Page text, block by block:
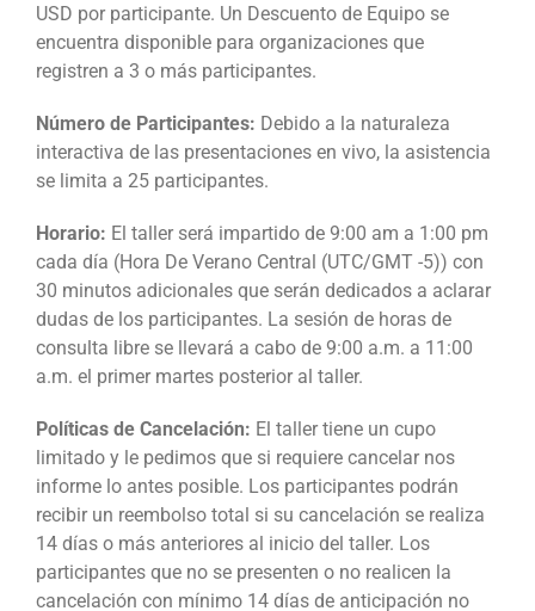
USD por participante. Un Descuento de Equipo se
encuentra disponible para organizaciones que
registren a 3 o más participantes.
Número de Participantes: Debido a la naturaleza
interactiva de las presentaciones en vivo, la asistencia
se limita a 25 participantes.
Horario: El taller será impartido de 9:00 am a 1:00 pm
cada día (Hora De Verano Central (UTC/GMT -5)) con
30 minutos adicionales que serán dedicados a aclarar
dudas de los participantes. La sesión de horas de
consulta libre se llevará a cabo de 9:00 a.m. a 11:00
a.m. el primer martes posterior al taller.
Políticas de Cancelación: El taller tiene un cupo
limitado y le pedimos que si requiere cancelar nos
informe lo antes posible. Los participantes podrán
recibir un reembolso total si su cancelación se realiza
14 días o más anteriores al inicio del taller. Los
participantes que no se presenten o no realicen la
cancelación con mínimo 14 días de anticipación no